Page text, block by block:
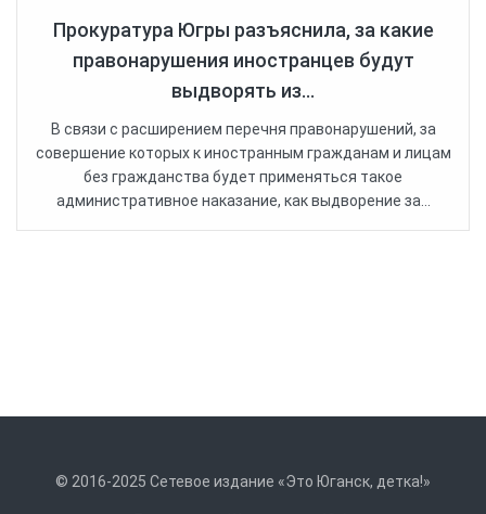
Прокуратура Югры разъяснила, за какие
правонарушения иностранцев будут
выдворять из...
В связи с расширением перечня правонарушений, за
совершение которых к иностранным гражданам и лицам
без гражданства будет применяться такое
административное наказание, как выдворение за...
© 2016-2025 Сетевое издание «Это Юганск, детка!»